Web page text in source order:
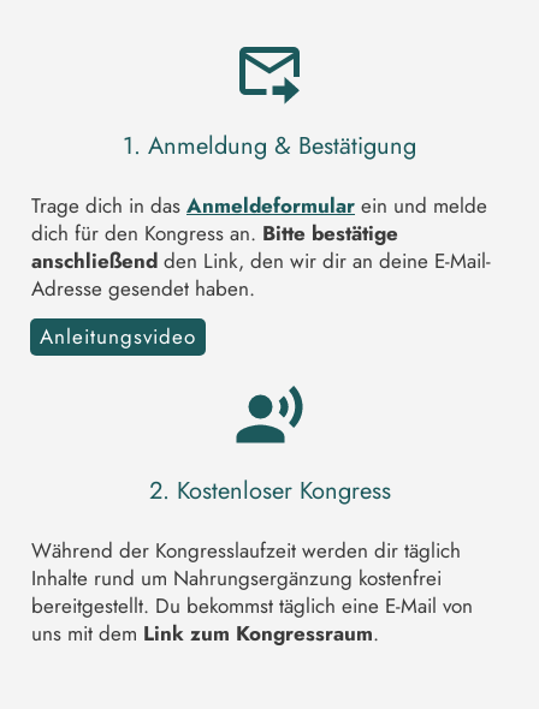
1. Anmeldung & Bestätigung
Trage dich in das Anmeldeformular ein und melde
dich für den Kongress an. Bitte bestätige
anschließend den Link, den wir dir an deine E-Mail-
Adresse gesendet haben.
Anleitungsvideo
2. Kostenloser Kongress
Während der Kongresslaufzeit werden dir täglich
Inhalte rund um Nahrungsergänzung kostenfrei
bereitgestellt. Du bekommst täglich eine E-Mail von
uns mit dem Link zum Kongressraum.